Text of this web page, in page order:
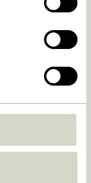
murale
panier